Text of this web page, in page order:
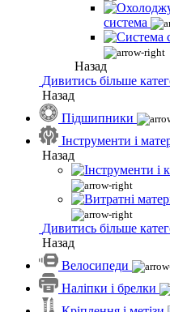
система
Назад
Дивитись більше
Назад
Підшипники
Інструменти і
Назад
Дивитись більше
Назад
Велосипеди
Наліпки і брелки